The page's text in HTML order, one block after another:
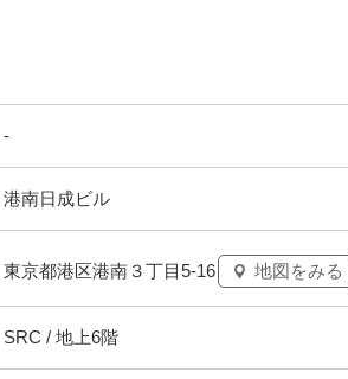
-
港南日成ビル
東京都港区港南３丁目5-16 地図をみる
SRC / 地上6階